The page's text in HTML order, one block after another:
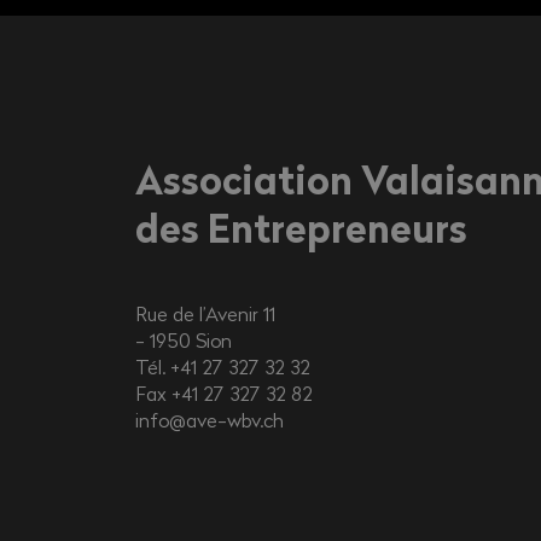
Association
des Entrepreneurs
Rue de l’Avenir 11
1950 Sion
Tél. +41 27 327 32 32
Fax +41 27 327 32 82
info@ave-wbv.ch